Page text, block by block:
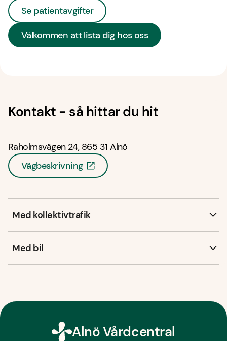
Se patientavgifter
Välkommen att lista dig hos oss
Kontakt - så hittar du hit
Raholmsvägen 24, 865 31 Alnö
Vägbeskrivning
Med kollektivtrafik
Med bil
Alnö Vårdcentral